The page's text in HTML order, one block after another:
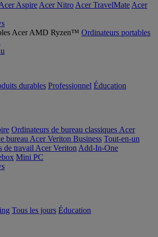
Aspire Acer Nitro Acer TravelMate Acer
Ordinateurs portables
durables Professionnel Éducation
Ordinateurs de bureau classiques Acer
bureau Acer Veriton Business Tout-en-un
de travail Acer Veriton Add-In-One
Mini PC
Tous les jours Éducation